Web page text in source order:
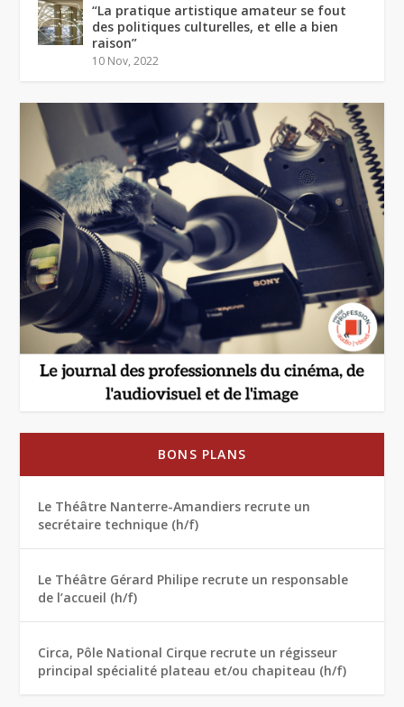
“La pratique artistique amateur se fout
des politiques culturelles, et elle a bien
raison”
10 Nov, 2022
BONS PLANS
Le Théâtre Nanterre-Amandiers recrute un
secrétaire technique (h/f)
Le Théâtre Gérard Philipe recrute un responsable
de l’accueil (h/f)
Circa, Pôle National Cirque recrute un régisseur
principal spécialité plateau et/ou chapiteau (h/f)